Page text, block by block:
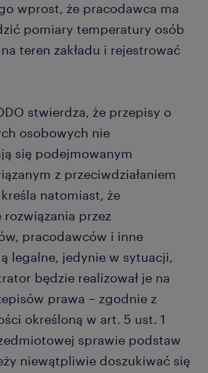
wprost, że pracodawca ma
pomiary temperatury osób
teren zakładu i rejestrować
stwierdza, że przepisy o
osobowych nie
się podejmowanym
z przeciwdziałaniem
natomiast, że
przez
pracodawców i inne
legalne, jedynie w sytuacji,
będzie realizował je na
prawa – zgodnie z
określoną w art. 5 ust. 1
sprawie podstaw
niewątpliwie doszukiwać się